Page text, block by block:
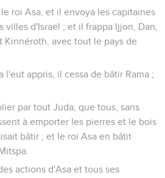
roi Asa, et il envoya les capitaines
villes d'Israël ; et il frappa Ijjon, Dan,
Kinnéroth, avec tout le pays de
l'eut appris, il cessa de bâtir Rama ;
par tout Juda, que tous, sans
à emporter les pierres et le bois
bâtir ; et le roi Asa en bâtit
actions d'Asa et tous ses